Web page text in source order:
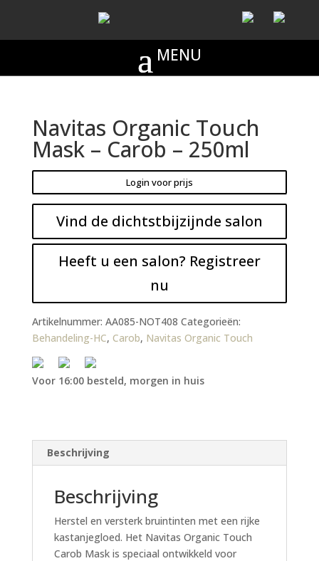
Navitas Organic Touch
Mask – Carob – 250ml
Login voor prijs
Vind de dichtstbijzijnde salon
Heeft u een salon? Registreer
nu
Artikelnummer: AA085-NOT408 Categorieën:
Behandeling-HC, Carob, Navitas Organic Touch
Voor 16:00 besteld, morgen in huis
Beschrijving
Beschrijving
Herstel en versterk bruintinten met een rijke
kastanjegloed. Het Navitas Organic Touch
Carob Mask is speciaal ontwikkeld voor